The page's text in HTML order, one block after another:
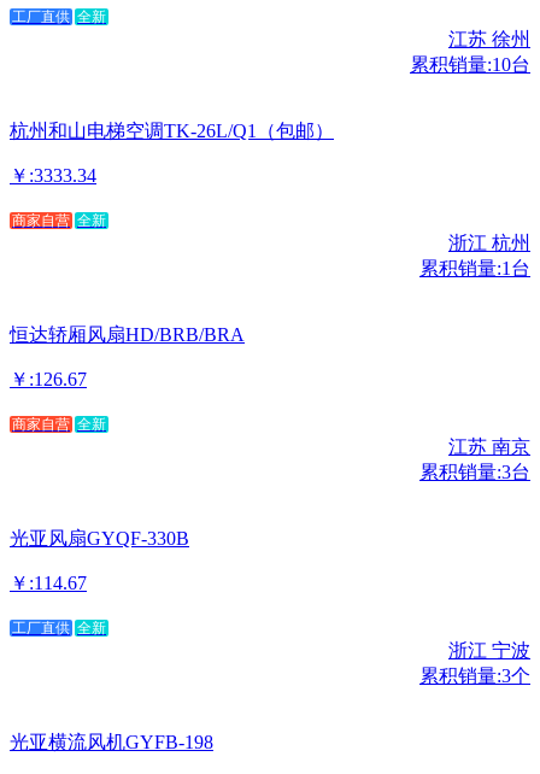
工厂直供 全新
江苏 徐州
累积销量:10台
杭州和山电梯空调TK-26L/Q1（包邮）
￥:3333.34
商家自营 全新
浙江 杭州
累积销量:1台
恒达轿厢风扇HD/BRB/BRA
￥:126.67
商家自营 全新
江苏 南京
累积销量:3台
光亚风扇GYQF-330B
￥:114.67
工厂直供 全新
浙江 宁波
累积销量:3个
光亚横流风机GYFB-198